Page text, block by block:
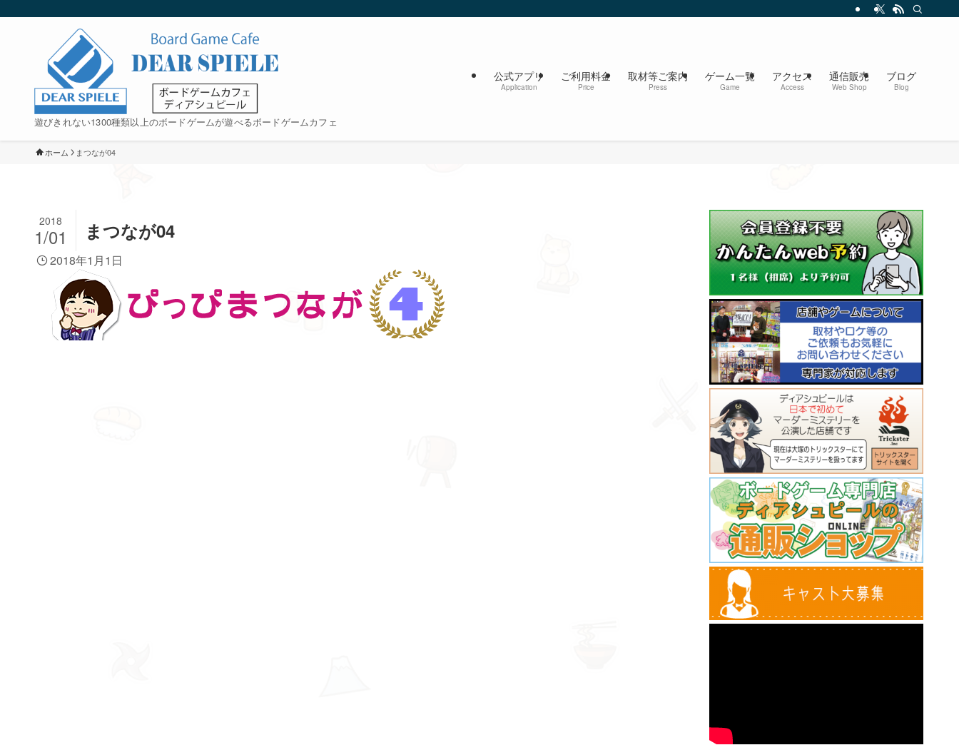
遊びきれない1300種類以上のボードゲームが遊べるボードゲームカフェ
公式アプリ
Application
ご利用料金
Price
取材等ご案内
Press
ゲーム一覧
Game
アクセス
Access
通信販売
Web Shop
ブログ
Blog
ホーム まつなが04
まつなが04
2018
1/01
2018年1月1日